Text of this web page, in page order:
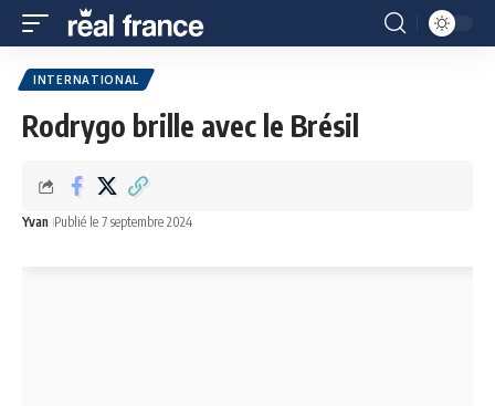
INTERNATIONAL
Rodrygo brille avec le Brésil
Yvan Publié le 7 septembre 2024